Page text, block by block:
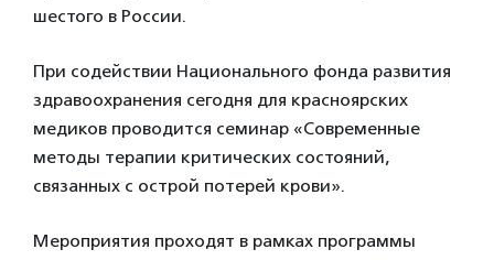
шестого в России.
При содействии Национального фонда развития
здравоохранения сегодня для красноярских
медиков проводится семинар «Современные
методы терапии критических состояний,
связанных с острой потерей крови».
Мероприятия проходят в рамках программы